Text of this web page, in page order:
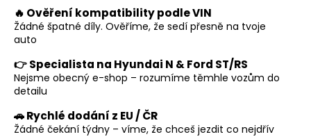
a
c
p
r
k
y
v
á
🔥 Ověření kompatibility podle VIN
Žádné špatné díly. Ověříme, že sedí přesně na tvoje
auto
👉 Specialista na Hyundai N & Ford ST/RS
Nejsme obecný e-shop – rozumíme těmhle vozům do
detailu
🚗 Rychlé dodání z EU / ČR
Žádné čekání týdny – víme, že chceš jezdit co nejdřív